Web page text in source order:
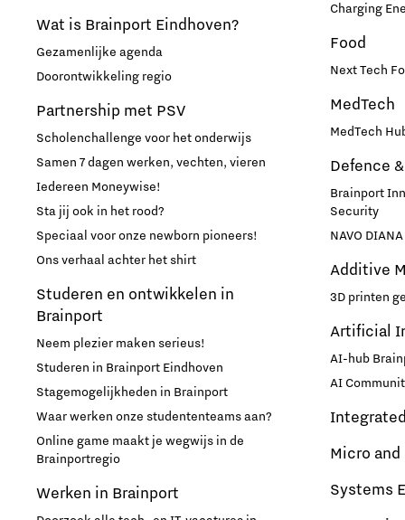
Startups
Strategie & Organisatie
Studenten
Studententeam
Systems engineering
Technologie
Technologiepromotie
Waterstoftransitie
Werken
Wat is Brainport Eindhoven?
Gezamenlijke agenda
Doorontwikkeling regio
Partnership met PSV
Scholenchallenge voor het onderwijs
Samen 7 dagen werken, vechten, vieren
Iedereen Moneywise!
Sta jij ook in het rood?
Speciaal voor onze newborn pioneers!
Ons verhaal achter het shirt
Studeren en ontwikkelen in
Brainport
Neem plezier maken serieus!
Studeren in Brainport Eindhoven
Stagemogelijkheden in Brainport
Waar werken onze studententeams aan?
Online game maakt je wegwijs in de
Brainportregio
Werken in Brainport
Charging
Food
Next Tech
MedTech
MedTech
Defence
Brainport
Security
NAVO
Additive
3D printen
Artificial
AI-hub
AI
Micro
Systems